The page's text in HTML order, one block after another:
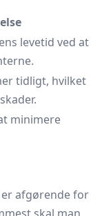
levetid ved at
tidligt, hvilket
minimere
afgørende for